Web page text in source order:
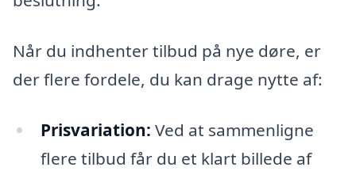
Når du indhenter tilbud på nye døre, er
der flere fordele, du kan drage nytte af:
Prisvariation: Ved at sammenligne
flere tilbud får du et klart billede af